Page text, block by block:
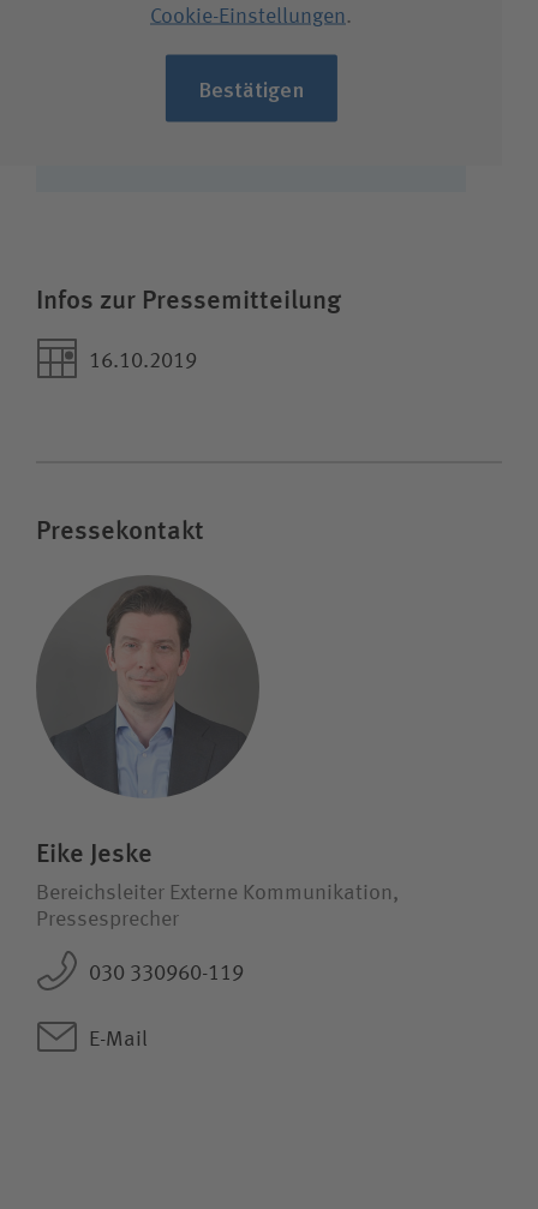
Cookie-Einstellungen .
Bestätigen
Infos zur Pressemitteilung
16.10.2019
Pressekontakt
Eike Jeske
Bereichsleiter Externe Kommunikation,
Pressesprecher
030 330960-119
E-Mail